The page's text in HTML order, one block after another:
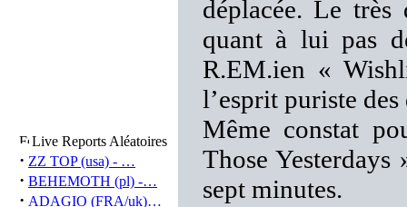
Live Reports Aléatoires
· ZZ TOP (usa) - …
· BEHEMOTH (pl) -…
· ADAGIO (FRA/uk)…
déplacée. Le
quant à lui pas
R.EM.ien «
l’esprit puriste
Même constat
Those Yesterdays
sept minutes.